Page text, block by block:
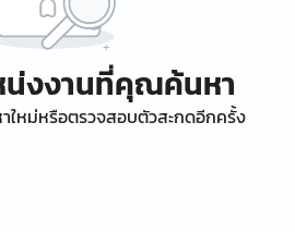
น่งงานที่คุณค้นหา
ใหม่หรือตรวจสอบตัวสะกดอีกครั้ง